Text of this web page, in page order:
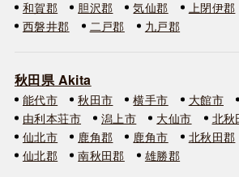
和賀郡
胆沢郡 気仙郡 上閉伊郡
西磐井郡
二戸郡 九戸郡
秋田県 Akita
能代市 秋田市 横手市 大館市
由利本荘市
潟上市 大仙市 北秋
仙北市
鹿角郡 鹿角市 北秋田郡
仙北郡
南秋田郡 雄勝郡